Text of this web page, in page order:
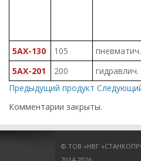
5AX-130
105 пневматич.
5AX-201
200 гидравлич.
Предыдущий продукт
Комментарии закрыты.
© ТОВ «НВГ